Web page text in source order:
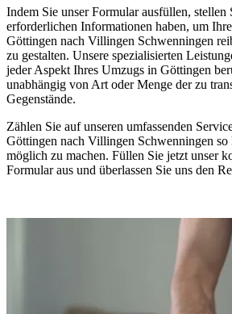
Indem Sie unser Formular ausfüllen, stellen
erforderlichen Informationen haben, um
Göttingen nach Villingen Schwenningen⁠
zu gestalten. Unsere spezialisierten
jeder Aspekt Ihres Umzugs in Göttingen
unabhängig von Art oder Menge der zu
Gegenstände.
Zählen Sie auf unseren umfassenden
Göttingen nach Villingen Schwenningen⁠
möglich zu machen. Füllen Sie jetzt unser
Formular aus und überlassen Sie uns den